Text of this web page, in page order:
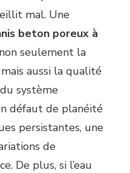
mal. Une
beton poreux à
seulement la
aussi la qualité
système
défaut de planéité
persistantes, une
de
De plus, si l’eau